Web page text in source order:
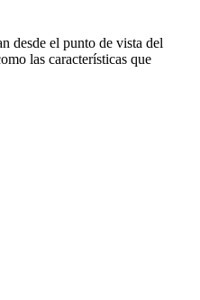
desde el punto de vista del
las características que